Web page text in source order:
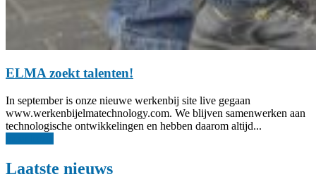
ELMA zoekt talenten!
In september is onze nieuwe werkenbij site live gegaan
www.werkenbijelmatechnology.com. We blijven samenwerken aan
technologische ontwikkelingen en hebben daarom altijd...
Laatste nieuws